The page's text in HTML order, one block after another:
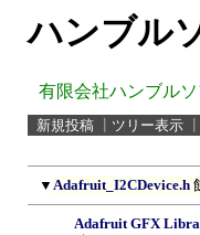
ハンブル
有限会社ハンブル
新規投稿 ツリー表示
▼ Adafruit_I2CDevice.h
Adafruit GFX